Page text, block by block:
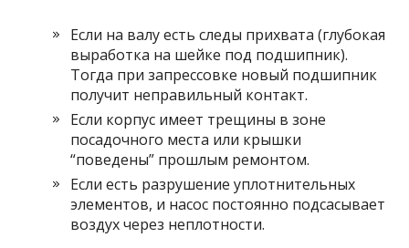
Если на валу есть следы прихвата (глубокая
выработка на шейке под подшипник).
Тогда при запрессовке новый подшипник
получит неправильный контакт.
Если корпус имеет трещины в зоне
посадочного места или крышки
“поведены” прошлым ремонтом.
Если есть разрушение уплотнительных
элементов, и насос постоянно подсасывает
воздух через неплотности.